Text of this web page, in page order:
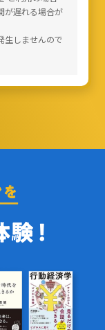
が遅れる場合が
生しませんので